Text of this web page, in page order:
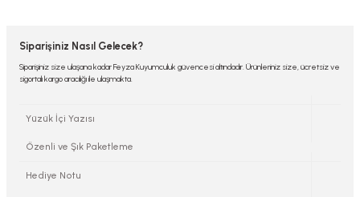
Siparişiniz Nasıl Gelecek?
Siparişiniz size ulaşana kadar Feyza Kuyumculuk güvencesi altındadır. Ürünleriniz size, ücretsiz ve
sigortalı kargo aracılığı ile ulaşmakta.
Yüzük İçi Yazısı
Özenli ve Şık Paketleme
Hediye Notu